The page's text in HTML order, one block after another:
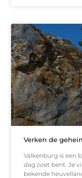
Verken de
Valkenburg is een
dag zoet bent. Je
bekende